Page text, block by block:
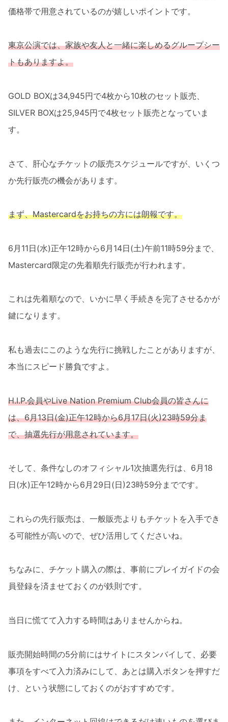
価格帯で用意されているのが嬉しいポイントです。
東京公演では、家族や友人と一緒に楽しめるグループシー
トもありますよ。
GOLD BOXは34,945円で4枚から10枚のセット販売、
SILVER BOXは25,945円で4枚セット販売となっていま
す。
さて、肝心なチケットの販売スケジュールですが、いくつ
か先行販売の機会があります。
まず、Mastercardをお持ちの方には朗報です。
6月11日(水)正午12時から6月14日(土)午前11時59分まで、
Mastercard限定の先着順先行販売が行われます。
これは先着順なので、いかに早く手続きを完了させるかが
鍵になります。
私も過去にこのような先行に挑戦したことがありますが、
本当にスピード勝負ですよ。
H.I.P.会員やLive Nation Premium Club会員の皆さんに
は、6月13日(金)正午12時から6月17日(火)23時59分ま
で、抽選先行が用意されています。
そして、条件なしのオフィシャル1次抽選先行は、6月18
日(水)正午12時から6月29日(日)23時59分までです。
これらの先行販売は、一般販売よりもチケットを入手でき
る可能性が高いので、ぜひ活用してくださいね。
ちなみに、チケット購入の際は、事前にプレイガイドの会
員登録を済ませておくのが鉄則です。
当日に慌てて入力する時間はありませんからね。
販売開始時間の5分前にはサイトにスタンバイして、必要
事項をすべて入力済みにして、あとは購入ボタンを押すだ
け、という状態にしておくのがおすすめです。